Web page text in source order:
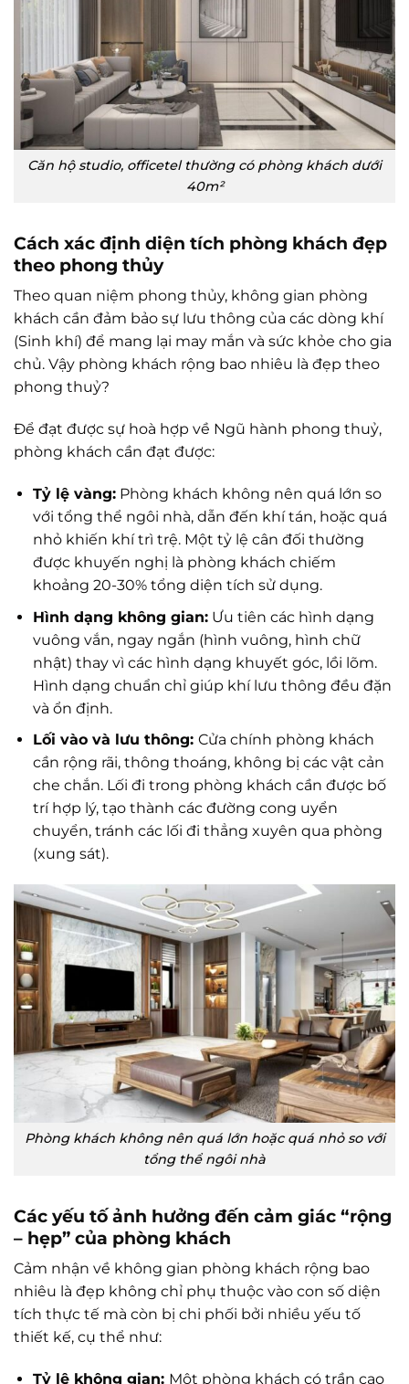
Căn hộ studio, officetel thường có phòng khách dưới
40m²
Cách xác định diện tích phòng khách đẹp
theo phong thủy
Theo quan niệm phong thủy, không gian phòng
khách cần đảm bảo sự lưu thông của các dòng khí
(Sinh khí) để mang lại may mắn và sức khỏe cho gia
chủ. Vậy phòng khách rộng bao nhiêu là đẹp theo
phong thuỷ?
Để đạt được sự hoà hợp về Ngũ hành phong thuỷ,
phòng khách cần đạt được:
Tỷ lệ vàng:Phòng khách không nên quá lớn so
với tổng thể ngôi nhà, dẫn đến khí tán, hoặc quá
nhỏ khiến khí trì trệ. Một tỷ lệ cân đối thường
được khuyến nghị là phòng khách chiếm
khoảng 20-30% tổng diện tích sử dụng.
Hình dạng không gian:Ưu tiên các hình dạng
vuông vắn, ngay ngắn (hình vuông, hình chữ
nhật) thay vì các hình dạng khuyết góc, lồi lõm.
Hình dạng chuẩn chỉ giúp khí lưu thông đều đặn
và ổn định.
Lối vào và lưu thông: Cửa chính phòng khách
cần rộng rãi, thông thoáng, không bị các vật cản
che chắn. Lối đi trong phòng khách cần được bố
trí hợp lý, tạo thành các đường cong uyển
chuyển, tránh các lối đi thẳng xuyên qua phòng
(xung sát).
Phòng khách không nên quá lớn hoặc quá nhỏ so với
tổng thể ngôi nhà
Các yếu tố ảnh hưởng đến cảm giác “rộng
– hẹp” của phòng khách
Cảm nhận về không gian phòng khách rộng bao
nhiêu là đẹp không chỉ phụ thuộc vào con số diện
tích thực tế mà còn bị chi phối bởi nhiều yếu tố
thiết kế, cụ thể như:
Tỷ lệ không gian: Một phòng khách có trần cao